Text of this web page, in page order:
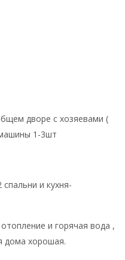
дворе с хозяевами (
1-3шт
и кухня-
и горячая вода ,
дома хорошая.